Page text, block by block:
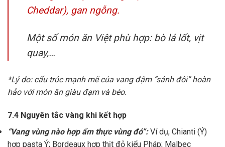
Cheddar), gan ngỗng.
Một số món ăn Việt phù hợp: bò lá lốt, vịt
quay,…
*Lý do: cấu trúc mạnh mẽ của vang đậm “sánh đôi” hoàn
hảo với món ăn giàu đạm và béo.
7.4 Nguyên tắc vàng khi kết hợp
“Vang vùng nào hợp ẩm thực vùng đó”:Ví dụ, Chianti (Ý)
hợp pasta Ý; Bordeaux hợp thịt đỏ kiểu Pháp; Malbec